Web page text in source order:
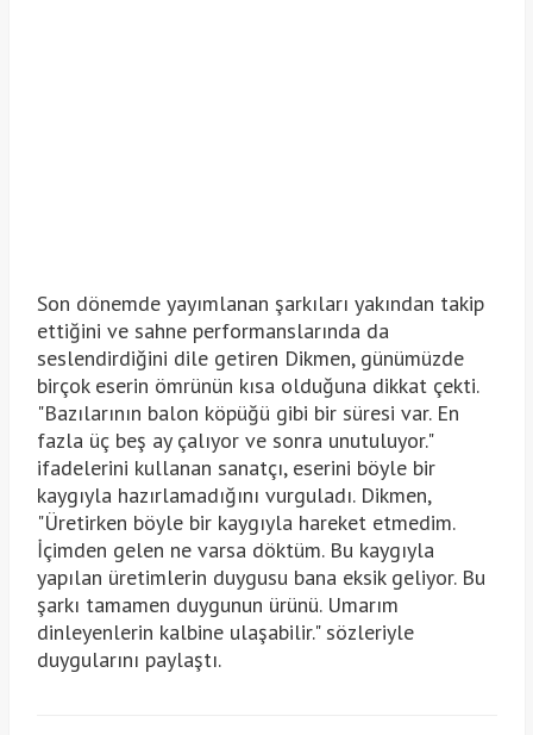
Son dönemde yayımlanan şarkıları yakından takip
ettiğini ve sahne performanslarında da
seslendirdiğini dile getiren Dikmen, günümüzde
birçok eserin ömrünün kısa olduğuna dikkat çekti.
"Bazılarının balon köpüğü gibi bir süresi var. En
fazla üç beş ay çalıyor ve sonra unutuluyor."
ifadelerini kullanan sanatçı, eserini böyle bir
kaygıyla hazırlamadığını vurguladı. Dikmen,
"Üretirken böyle bir kaygıyla hareket etmedim.
İçimden gelen ne varsa döktüm. Bu kaygıyla
yapılan üretimlerin duygusu bana eksik geliyor. Bu
şarkı tamamen duygunun ürünü. Umarım
dinleyenlerin kalbine ulaşabilir." sözleriyle
duygularını paylaştı.